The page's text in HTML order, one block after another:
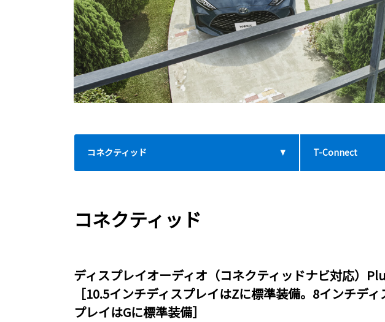
コネクティッド T-Connect
コネクティッド
ディスプレイオーディオ（コネクティッドナビ対応）
［10.5インチディスプレイはZに標準装備。8インチディ
プレイはGに標準装備］